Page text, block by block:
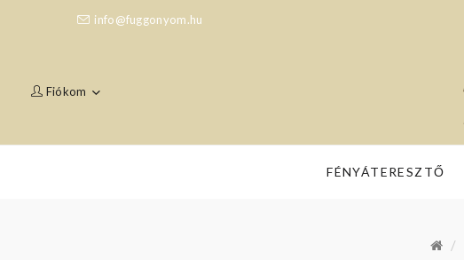
info@fuggonyom.hu
Fiókom
FÉNYÁTERESZTŐ